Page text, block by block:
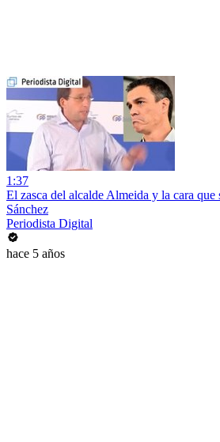
1:37
El zasca del alcalde Almeida y la cara que
Sánchez
Periodista Digital
hace 5 años